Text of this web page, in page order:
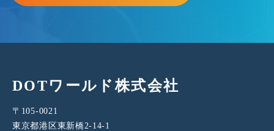
DOTワールド株式会社
〒105-0021
東京都港区東新橋2-14-1